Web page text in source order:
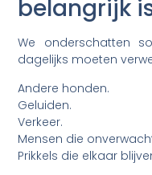
belangrijk
We onderschatten
dagelijks moeten
Andere honden.
Geluiden.
Verkeer.
Mensen die
Prikkels die elkaar